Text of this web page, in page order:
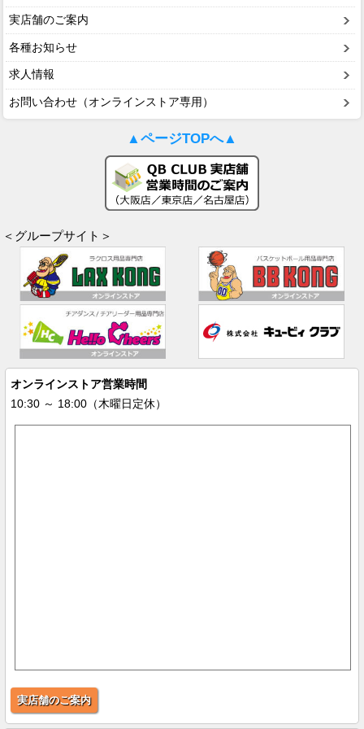
実店舗のご案内
各種お知らせ
求人情報
お問い合わせ（オンラインストア専用）
▲ページTOPへ▲
＜グループサイト＞
オンラインストア営業時間
10:30 ～ 18:00（木曜日定休）
実店舗のご案内